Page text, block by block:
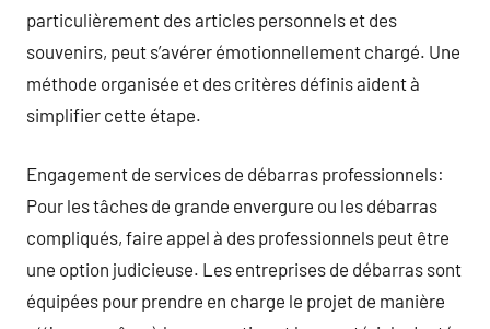
particulièrement des articles personnels et des
souvenirs, peut s’avérer émotionnellement chargé. Une
méthode organisée et des critères définis aident à
simplifier cette étape.
Engagement de services de débarras professionnels:
Pour les tâches de grande envergure ou les débarras
compliqués, faire appel à des professionnels peut être
une option judicieuse. Les entreprises de débarras sont
équipées pour prendre en charge le projet de manière